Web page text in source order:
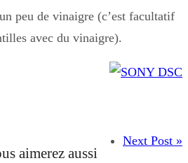
peu de vinaigre (c’est facultatif
avec du vinaigre).
Next Post »
aimerez aussi